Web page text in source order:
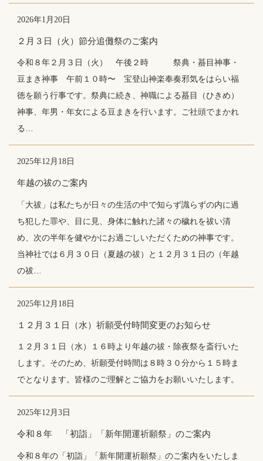
2026年1月20日
２月３日（火）節分追儺祭のご案内
令和８年２月３日（火） 午後２時 祭典・蟇目神事・
豆まき神事 午前１０時〜 宝登山神楽奉奏邪気をはらい福
徳を願う行事です。祭典に続き、神職による蟇目（ひきめ）
神事、年男・年女による豆まきを行います。ご社頭でまかれ
る…
2025年12月18日
年越の祓のご案内
「大祓」は私たちが日々の生活の中で知らず識らずの内に過
ち犯した罪や、目に見、身体に触れた諸々の穢れを祓い清
め、次の半年を健やかにお過ごしいただくための神事です。
当神社では６月３０日（夏越の祓）と１２月３１日の（年越
の祓…
2025年12月18日
１２月３１日（水）祈願受付時間変更のお知らせ
１２月３１日（水）１６時より年越の祓・除夜祭を斎行いた
します。そのため、祈願受付時間は８時３０分から１５時ま
でとなります。皆様のご理解とご協力をお願いいたします。
2025年12月3日
令和８年 「初詣」「新年開運祈願祭」のご案内
令和８年の「初詣」「新年開運祈願祭」のご案内をいたしま